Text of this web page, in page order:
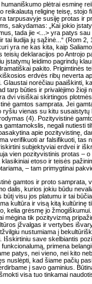
plėtrai esminę
reikalautą religinę teisę, stojo
tarpusavyje susiję protas ir
sakydamas: „Kai jokio
tada jie <...> yra patys
tai liudija jų sąžinė...“ (Rom
yra ne kas kita, kaip
teisių deklaracijos po Antrojo
įstatymų leidimo pagrindų
pakito. Prigimtinės
erdvės ribų neverta
Glaustai norėčiau paaiškinti,
tarp būties ir privalėjimo žioji
dvi visiškai skirtingos
gamtos samprata. Jei
ryšiu vienas su kitu susaistytų
(4). Pozityvistinė
gamtamokslis, negali nutiesti
apie pozityvistinę,
verifikuoti ar falsifikuoti, tas
subjektyviai erdvei ir
vien pozityvistinis protas –
klasikiniai etoso ir teisės
– tam primygtinai
gamtos ir proto samprata,
dalis, kurios jokiu būdu
būtį visu jos platumu ir tai
kultūra ir visą kitą kultūrinę
kelia grėsmę jo
mėgina tik pozityvizmą
įžvalgas ir vertybes
nustumiama į
Išskirtiniu save skelbiantis
primena
patys, nei vieno, nei kito
nuslėpti, kad šiame pačių
į savo gaminius.
visa tuo tinkamai